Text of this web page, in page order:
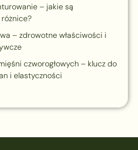
– jakie są
– zdrowotne właściwości i
czworogłowych – klucz do
i elastyczności